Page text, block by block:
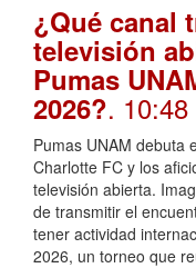
¿Qué canal
televisión
Pumas
2026?. 10:48
Pumas UNAM debuta
Charlotte FC y los
televisión abierta.
de transmitir el
tener actividad
2026, un torneo que